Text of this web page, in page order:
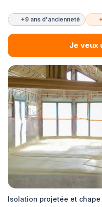
+9 ans d'ancienneté
Je veux
Isolation projetée et